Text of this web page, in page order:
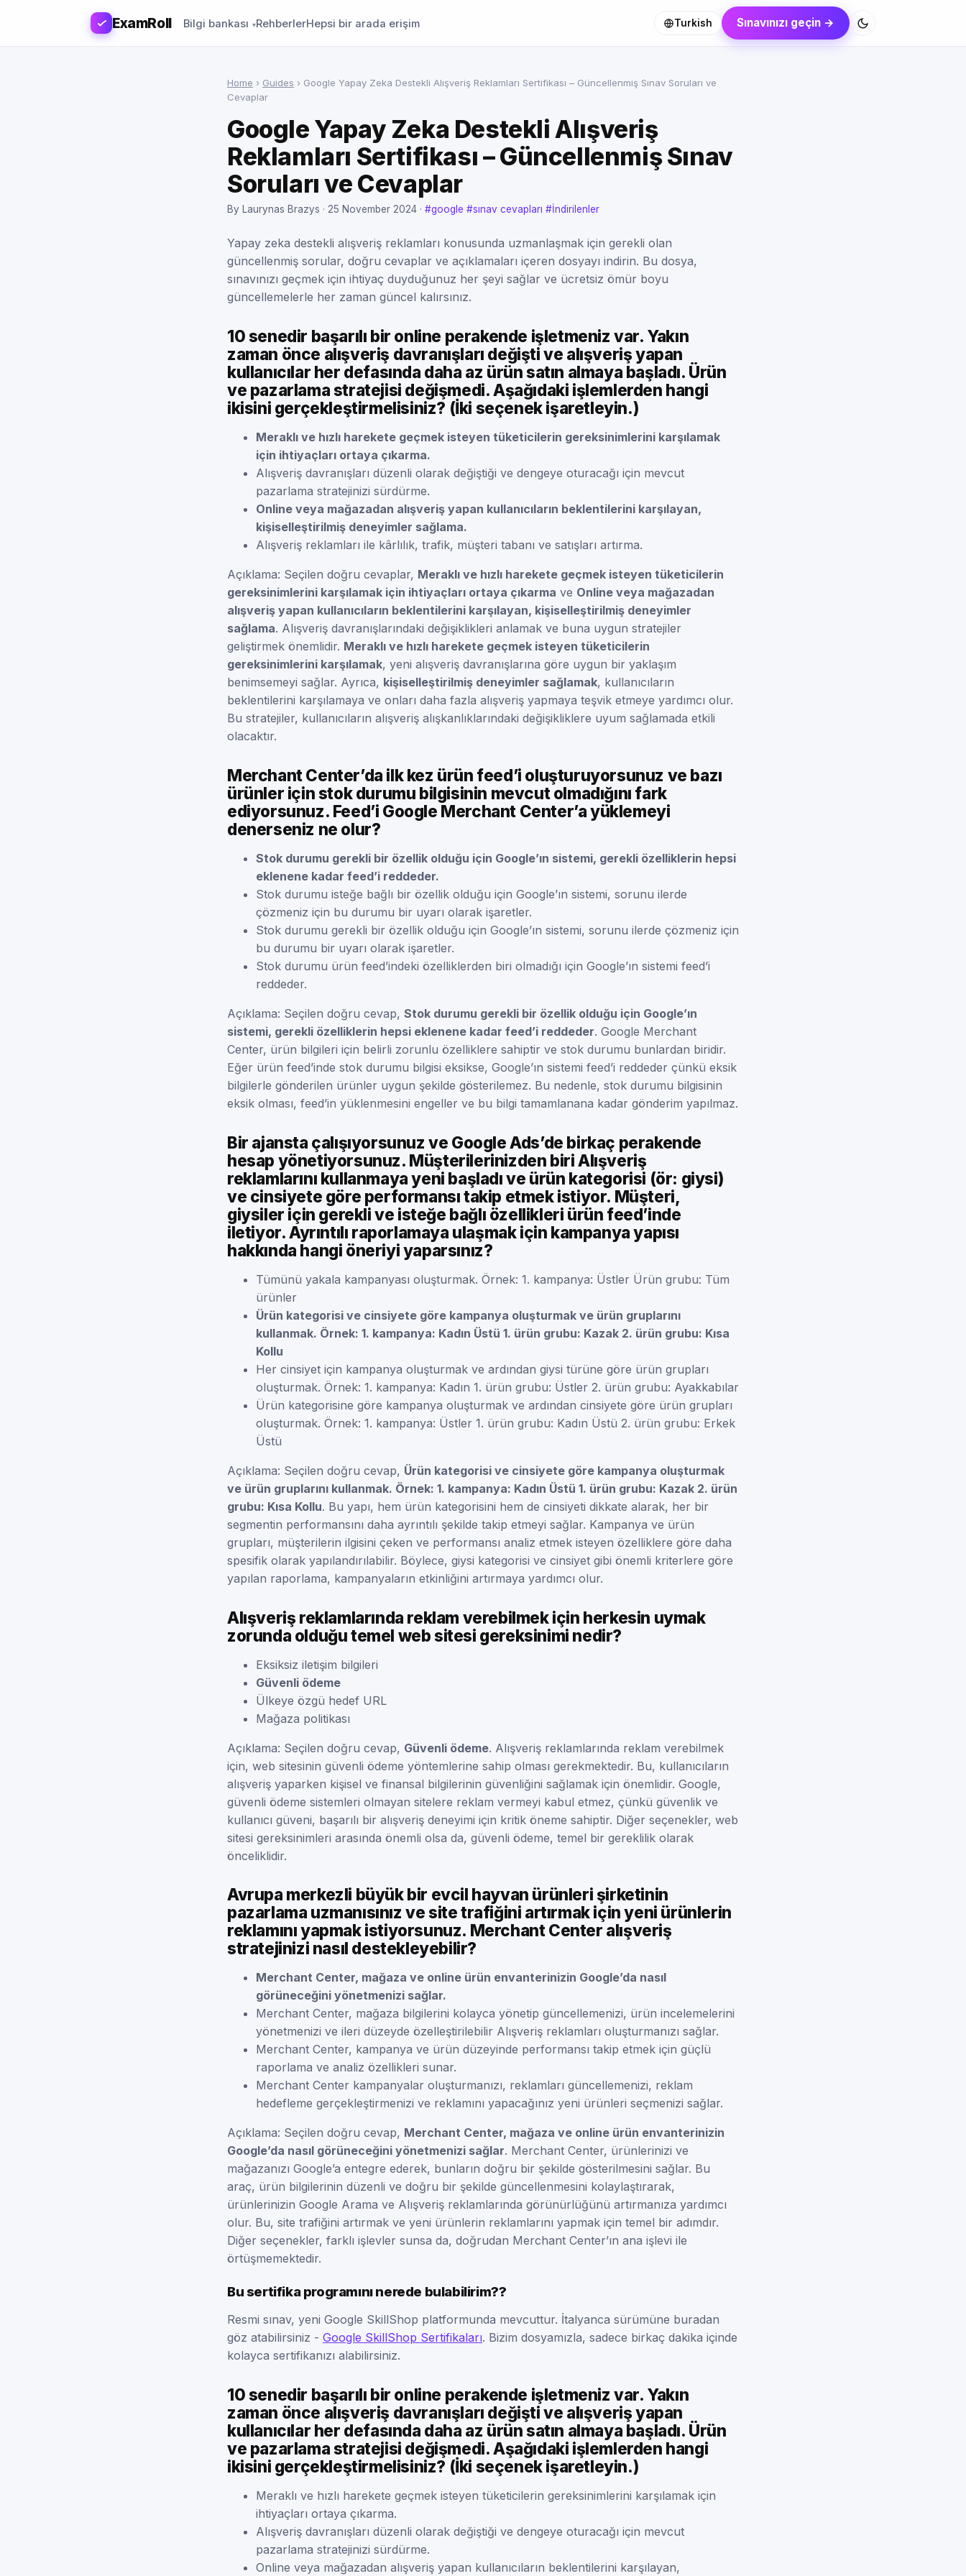
ExamRoll Bilgi bankası RehberlerHepsi bir arada erişim Turkish Sınavınızı geçin →
Home › Guides › Google Yapay Zeka Destekli Alışveriş Reklamları Sertifikası – Güncellenmiş Sınav Soruları ve
Cevaplar
Google Yapay Zeka Destekli Alışveriş
Reklamları Sertifikası – Güncellenmiş Sınav
Soruları ve Cevaplar
By Laurynas Brazys · 25 November 2024 · #google #sınav cevapları #İndirilenler
Yapay zeka destekli alışveriş reklamları konusunda uzmanlaşmak için gerekli olan
güncellenmiş sorular, doğru cevaplar ve açıklamaları içeren dosyayı indirin. Bu dosya,
sınavınızı geçmek için ihtiyaç duyduğunuz her şeyi sağlar ve ücretsiz ömür boyu
güncellemelerle her zaman güncel kalırsınız.
10 senedir başarılı bir online perakende işletmeniz var. Yakın
zaman önce alışveriş davranışları değişti ve alışveriş yapan
kullanıcılar her defasında daha az ürün satın almaya başladı. Ürün
ve pazarlama stratejisi değişmedi. Aşağıdaki işlemlerden hangi
ikisini gerçekleştirmelisiniz? (İki seçenek işaretleyin.)
Meraklı ve hızlı harekete geçmek isteyen tüketicilerin gereksinimlerini karşılamak
için ihtiyaçları ortaya çıkarma.
Alışveriş davranışları düzenli olarak değiştiği ve dengeye oturacağı için mevcut
pazarlama stratejinizi sürdürme.
Online veya mağazadan alışveriş yapan kullanıcıların beklentilerini karşılayan,
kişiselleştirilmiş deneyimler sağlama.
Alışveriş reklamları ile kârlılık, trafik, müşteri tabanı ve satışları artırma.
Açıklama: Seçilen doğru cevaplar, Meraklı ve hızlı harekete geçmek isteyen tüketicilerin
gereksinimlerini karşılamak için ihtiyaçları ortaya çıkarma ve Online veya mağazadan
alışveriş yapan kullanıcıların beklentilerini karşılayan, kişiselleştirilmiş deneyimler
sağlama. Alışveriş davranışlarındaki değişiklikleri anlamak ve buna uygun stratejiler
geliştirmek önemlidir. Meraklı ve hızlı harekete geçmek isteyen tüketicilerin
gereksinimlerini karşılamak, yeni alışveriş davranışlarına göre uygun bir yaklaşım
benimsemeyi sağlar. Ayrıca, kişiselleştirilmiş deneyimler sağlamak, kullanıcıların
beklentilerini karşılamaya ve onları daha fazla alışveriş yapmaya teşvik etmeye yardımcı olur.
Bu stratejiler, kullanıcıların alışveriş alışkanlıklarındaki değişikliklere uyum sağlamada etkili
olacaktır.
Merchant Center’da ilk kez ürün feed’i oluşturuyorsunuz ve bazı
ürünler için stok durumu bilgisinin mevcut olmadığını fark
ediyorsunuz. Feed’i Google Merchant Center’a yüklemeyi
denerseniz ne olur?
Stok durumu gerekli bir özellik olduğu için Google’ın sistemi, gerekli özelliklerin hepsi
eklenene kadar feed’i reddeder.
Stok durumu isteğe bağlı bir özellik olduğu için Google’ın sistemi, sorunu ilerde
çözmeniz için bu durumu bir uyarı olarak işaretler.
Stok durumu gerekli bir özellik olduğu için Google’ın sistemi, sorunu ilerde çözmeniz için
bu durumu bir uyarı olarak işaretler.
Stok durumu ürün feed’indeki özelliklerden biri olmadığı için Google’ın sistemi feed’i
reddeder.
Açıklama: Seçilen doğru cevap, Stok durumu gerekli bir özellik olduğu için Google’ın
sistemi, gerekli özelliklerin hepsi eklenene kadar feed’i reddeder. Google Merchant
Center, ürün bilgileri için belirli zorunlu özelliklere sahiptir ve stok durumu bunlardan biridir.
Eğer ürün feed’inde stok durumu bilgisi eksikse, Google’ın sistemi feed’i reddeder çünkü eksik
bilgilerle gönderilen ürünler uygun şekilde gösterilemez. Bu nedenle, stok durumu bilgisinin
eksik olması, feed’in yüklenmesini engeller ve bu bilgi tamamlanana kadar gönderim yapılmaz.
Bir ajansta çalışıyorsunuz ve Google Ads’de birkaç perakende
hesap yönetiyorsunuz. Müşterilerinizden biri Alışveriş
reklamlarını kullanmaya yeni başladı ve ürün kategorisi (ör: giysi)
ve cinsiyete göre performansı takip etmek istiyor. Müşteri,
giysiler için gerekli ve isteğe bağlı özellikleri ürün feed’inde
iletiyor. Ayrıntılı raporlamaya ulaşmak için kampanya yapısı
hakkında hangi öneriyi yaparsınız?
Tümünü yakala kampanyası oluşturmak. Örnek: 1. kampanya: Üstler Ürün grubu: Tüm
ürünler
Ürün kategorisi ve cinsiyete göre kampanya oluşturmak ve ürün gruplarını
kullanmak. Örnek: 1. kampanya: Kadın Üstü 1. ürün grubu: Kazak 2. ürün grubu: Kısa
Kollu
Her cinsiyet için kampanya oluşturmak ve ardından giysi türüne göre ürün grupları
oluşturmak. Örnek: 1. kampanya: Kadın 1. ürün grubu: Üstler 2. ürün grubu: Ayakkabılar
Ürün kategorisine göre kampanya oluşturmak ve ardından cinsiyete göre ürün grupları
oluşturmak. Örnek: 1. kampanya: Üstler 1. ürün grubu: Kadın Üstü 2. ürün grubu: Erkek
Üstü
Açıklama: Seçilen doğru cevap, Ürün kategorisi ve cinsiyete göre kampanya oluşturmak
ve ürün gruplarını kullanmak. Örnek: 1. kampanya: Kadın Üstü 1. ürün grubu: Kazak 2. ürün
grubu: Kısa Kollu. Bu yapı, hem ürün kategorisini hem de cinsiyeti dikkate alarak, her bir
segmentin performansını daha ayrıntılı şekilde takip etmeyi sağlar. Kampanya ve ürün
grupları, müşterilerin ilgisini çeken ve performansı analiz etmek isteyen özelliklere göre daha
spesifik olarak yapılandırılabilir. Böylece, giysi kategorisi ve cinsiyet gibi önemli kriterlere göre
yapılan raporlama, kampanyaların etkinliğini artırmaya yardımcı olur.
Alışveriş reklamlarında reklam verebilmek için herkesin uymak
zorunda olduğu temel web sitesi gereksinimi nedir?
Eksiksiz iletişim bilgileri
Güvenli ödeme
Ülkeye özgü hedef URL
Mağaza politikası
Açıklama: Seçilen doğru cevap, Güvenli ödeme. Alışveriş reklamlarında reklam verebilmek
için, web sitesinin güvenli ödeme yöntemlerine sahip olması gerekmektedir. Bu, kullanıcıların
alışveriş yaparken kişisel ve finansal bilgilerinin güvenliğini sağlamak için önemlidir. Google,
güvenli ödeme sistemleri olmayan sitelere reklam vermeyi kabul etmez, çünkü güvenlik ve
kullanıcı güveni, başarılı bir alışveriş deneyimi için kritik öneme sahiptir. Diğer seçenekler, web
sitesi gereksinimleri arasında önemli olsa da, güvenli ödeme, temel bir gereklilik olarak
önceliklidir.
Avrupa merkezli büyük bir evcil hayvan ürünleri şirketinin
pazarlama uzmanısınız ve site trafiğini artırmak için yeni ürünlerin
reklamını yapmak istiyorsunuz. Merchant Center alışveriş
stratejinizi nasıl destekleyebilir?
Merchant Center, mağaza ve online ürün envanterinizin Google’da nasıl
görüneceğini yönetmenizi sağlar.
Merchant Center, mağaza bilgilerini kolayca yönetip güncellemenizi, ürün incelemelerini
yönetmenizi ve ileri düzeyde özelleştirilebilir Alışveriş reklamları oluşturmanızı sağlar.
Merchant Center, kampanya ve ürün düzeyinde performansı takip etmek için güçlü
raporlama ve analiz özellikleri sunar.
Merchant Center kampanyalar oluşturmanızı, reklamları güncellemenizi, reklam
hedefleme gerçekleştirmenizi ve reklamını yapacağınız yeni ürünleri seçmenizi sağlar.
Açıklama: Seçilen doğru cevap, Merchant Center, mağaza ve online ürün envanterinizin
Google’da nasıl görüneceğini yönetmenizi sağlar. Merchant Center, ürünlerinizi ve
mağazanızı Google’a entegre ederek, bunların doğru bir şekilde gösterilmesini sağlar. Bu
araç, ürün bilgilerinin düzenli ve doğru bir şekilde güncellenmesini kolaylaştırarak,
ürünlerinizin Google Arama ve Alışveriş reklamlarında görünürlüğünü artırmanıza yardımcı
olur. Bu, site trafiğini artırmak ve yeni ürünlerin reklamlarını yapmak için temel bir adımdır.
Diğer seçenekler, farklı işlevler sunsa da, doğrudan Merchant Center’ın ana işlevi ile
örtüşmemektedir.
Bu sertifika programını nerede bulabilirim??
Resmi sınav, yeni Google SkillShop platformunda mevcuttur. İtalyanca sürümüne buradan
göz atabilirsiniz - Google SkillShop Sertifikaları. Bizim dosyamızla, sadece birkaç dakika içinde
kolayca sertifikanızı alabilirsiniz.
10 senedir başarılı bir online perakende işletmeniz var. Yakın
zaman önce alışveriş davranışları değişti ve alışveriş yapan
kullanıcılar her defasında daha az ürün satın almaya başladı. Ürün
ve pazarlama stratejisi değişmedi. Aşağıdaki işlemlerden hangi
ikisini gerçekleştirmelisiniz? (İki seçenek işaretleyin.)
Meraklı ve hızlı harekete geçmek isteyen tüketicilerin gereksinimlerini karşılamak için
ihtiyaçları ortaya çıkarma.
Alışveriş davranışları düzenli olarak değiştiği ve dengeye oturacağı için mevcut
pazarlama stratejinizi sürdürme.
Online veya mağazadan alışveriş yapan kullanıcıların beklentilerini karşılayan,